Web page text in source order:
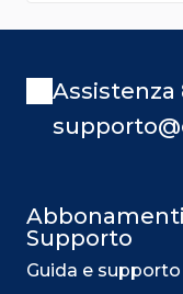
Assistenza
Supporto
Guida e supporto